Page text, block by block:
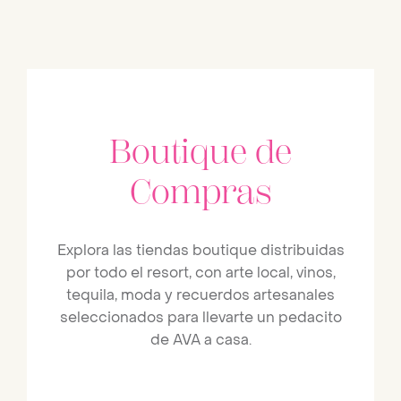
Boutique de
Compras
Explora las tiendas boutique distribuidas
por todo el resort, con arte local, vinos,
tequila, moda y recuerdos artesanales
seleccionados para llevarte un pedacito
de AVA a casa.